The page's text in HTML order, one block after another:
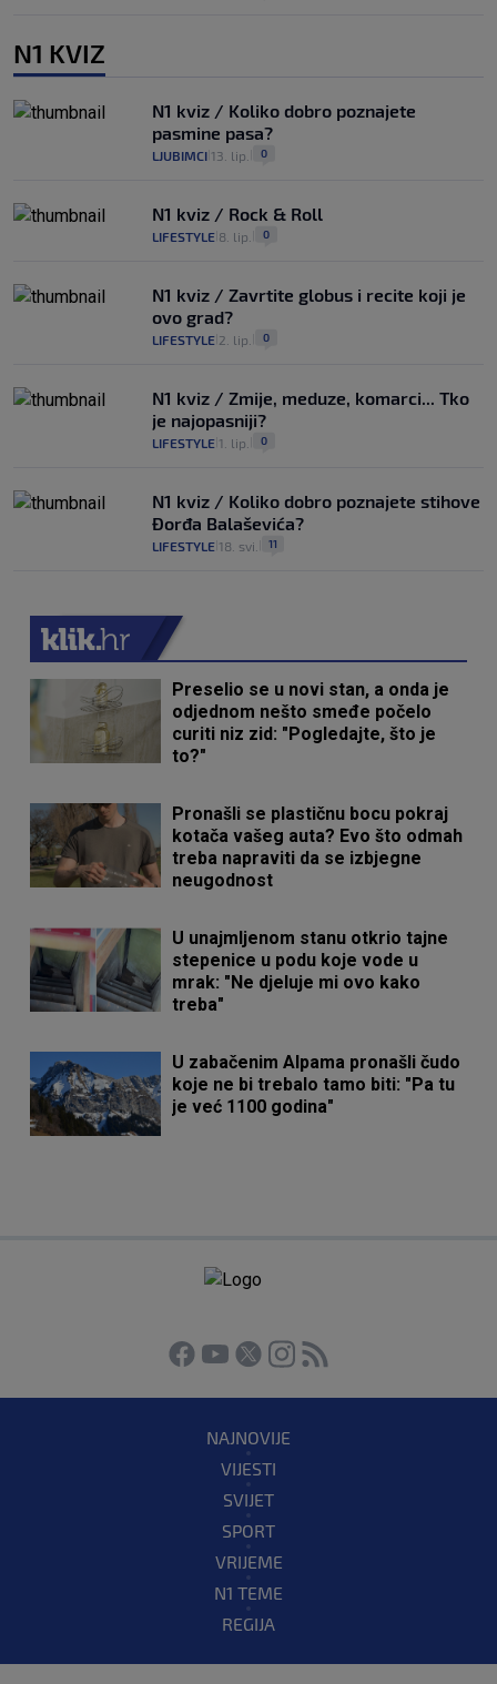
N1 KVIZ
N1 kviz / Koliko dobro poznajete
pasmine pasa?
LJUBIMCI 13. lip. 0
N1 kviz / Rock & Roll
LIFESTYLE 8. lip. 0
N1 kviz / Zavrtite globus i recite koji je
ovo grad?
LIFESTYLE 2. lip. 0
N1 kviz / Zmije, meduze, komarci... Tko
je najopasniji?
LIFESTYLE 1. lip. 0
N1 kviz / Koliko dobro poznajete stihove
Đorđa Balaševića?
LIFESTYLE 18. svi. 11
Preselio se u novi stan, a onda je
odjednom nešto smeđe počelo
curiti niz zid: "Pogledajte, što je
to?"
Pronašli se plastičnu bocu pokraj
kotača vašeg auta? Evo što odmah
treba napraviti da se izbjegne
neugodnost
U unajmljenom stanu otkrio tajne
stepenice u podu koje vode u
mrak: "Ne djeluje mi ovo kako
treba"
U zabačenim Alpama pronašli čudo
koje ne bi trebalo tamo biti: "Pa tu
je već 1100 godina"
NAJNOVIJE
VIJESTI
SVIJET
SPORT
VRIJEME
N1 TEME
REGIJA